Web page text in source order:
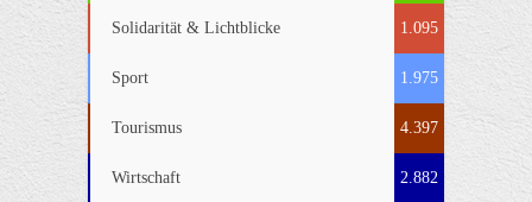
Solidarität & Lichtblicke 1.095
Sport 1.975
Tourismus 4.397
Wirtschaft 2.882